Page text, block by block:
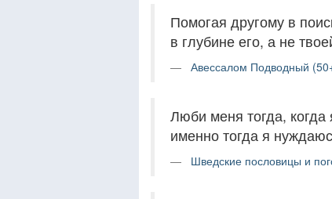
Помогая другому в
в глубине его, а не
Авессалом Подводный
Люби меня тогда,
именно тогда я
Шведские пословицы и